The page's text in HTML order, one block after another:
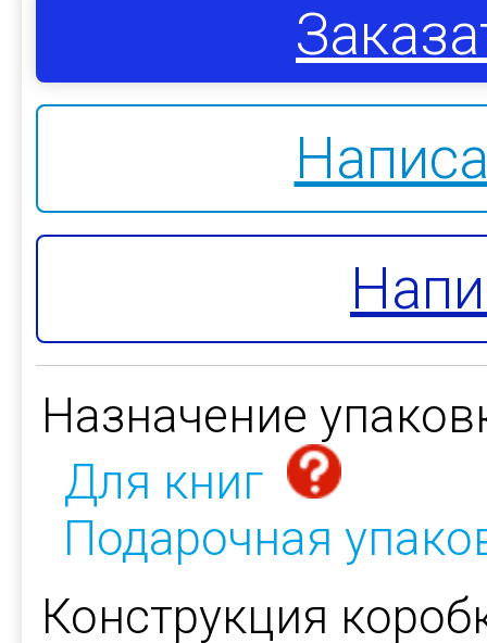
Назначение
Для книг
Подарочная
Конструкция